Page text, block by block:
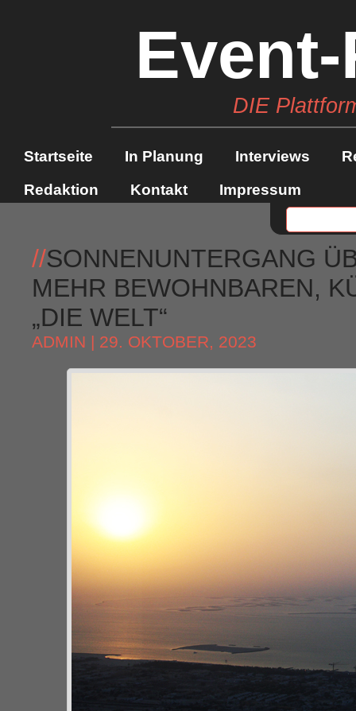
DIE
Startseite In Planung Interviews
Redaktion
Kontakt Impressum
//SONNENUNTERGANG
MEHR BEWOHNBAREN,
„DIE WELT“
ADMIN | 29. OKTOBER, 2023